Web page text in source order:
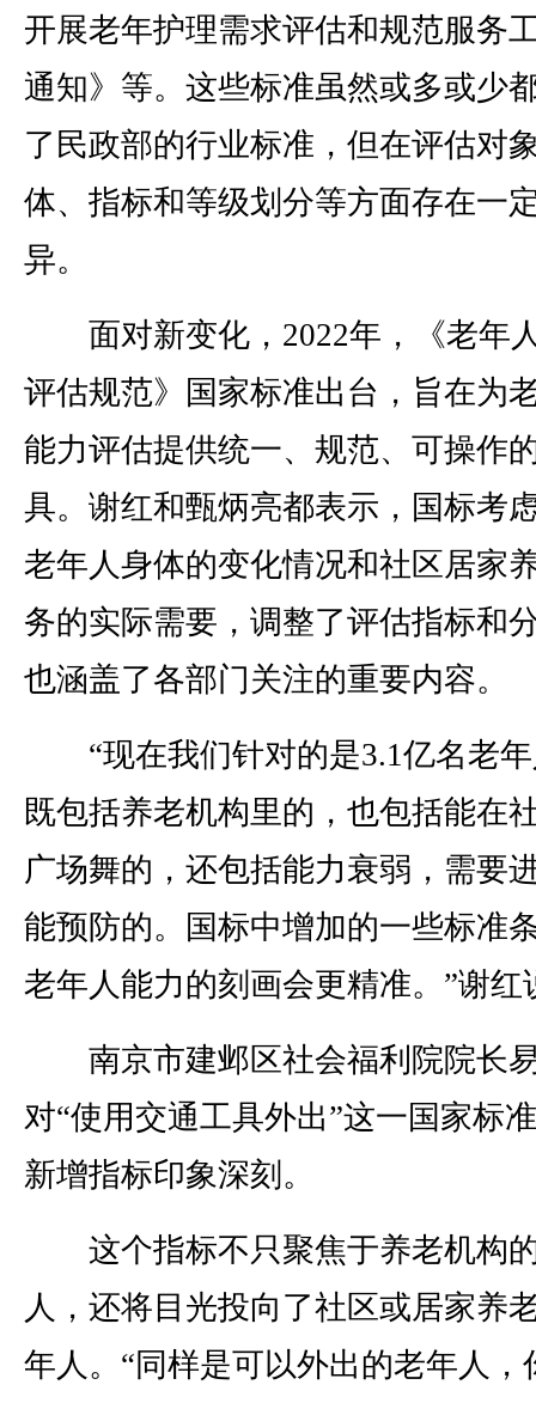
开展老年护理需求评估和规范服务
通知》等。这些标准虽然或多或少
了民政部的行业标准，但在评估对
体、指标和等级划分等方面存在一
异。
面对新变化，2022年，《老年
评估规范》国家标准出台，旨在为
能力评估提供统一、规范、可操作
具。谢红和甄炳亮都表示，国标考
老年人身体的变化情况和社区居家
务的实际需要，调整了评估指标和
也涵盖了各部门关注的重要内容。
“现在我们针对的是3.1亿名老年
既包括养老机构里的，也包括能在
广场舞的，还包括能力衰弱，需要
能预防的。国标中增加的一些标准
老年人能力的刻画会更精准。”谢红
南京市建邺区社会福利院院长
对“使用交通工具外出”这一国家标
新增指标印象深刻。
这个指标不只聚焦于养老机构
人，还将目光投向了社区或居家养
年人。“同样是可以外出的老年人，